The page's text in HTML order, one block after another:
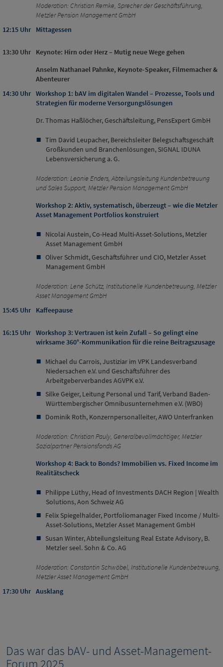
Moderation: Christian Remke, Sprecher der Geschäftsführung,
Metzler Pension Management GmbH
12:15 Uhr
Mittagessen
13:30 Uhr
Keynote: Hirn oder Herz – Mutig neue Wege gehen
Anselm Nathanael Pahnke, Keynote-Speaker, Filmemacher &
Abenteurer
14:30 Uhr Workshop 1: bAV im digitalen Wandel – Prozesse, Tools und
Strategien für moderne Versorgungslösungen
Dr. Thomas Haßlöcher, Geschäftsleitung, PensExpert GmbH
Tim David Leupacher, Bereichsleiter Belegschaftsgeschäft
Großkunden und Branchenlösungen, SIGNAL IDUNA
Lebensversicherung a. G.
Moderation: Leonie Enders, Abteilungsleitung Kundenbetreuung
und Sales Support, Metzler Pension Management GmbH
Workshop 2: Aktiv, systematisch, überzeugt – wie die Metzler
Asset Management Portfolios konstruiert
Nicolai Austein, Co-Head Multi-Asset-Solutions, Metzler
Asset Management GmbH
Oliver Schmidt, Geschäftsführer und CIO, Metzler Asset
Management GmbH
Moderation: Lene Schütz, Institutionelle Kundenbetreuung, Metzler
Asset Management GmbH
15:45 Uhr
Kaffeepause
16:15 Uhr Workshop 3: Vertrauen ist kein Zufall – So gelingt eine
wirksame 360°-Kommunikation für die reine Beitragszusage
Michael du Carrois, Justiziar im VPK Landesverband
Niedersachen e.V. und Geschäftsführer des
Arbeitgeberverbandes AGVPK e.V.
Silke Geiger, Leitung Personal und Tarif, Verband Baden-
Württembergischer Omnibusunternehmen e.V. (WBO)
Dominik Roth, Konzernpersonalleiter, AWO Unterfranken
Moderation: Christian Pauly, Generalbevollmächtiger, Metzler
Sozialpartner Pensionsfonds AG
Workshop 4: Back to Bonds? Immobilien vs. Fixed Income im
Realitätscheck
Philippe Lüthy, Head of Investments DACH Region | Wealth
Solutions, Aon Schweiz AG
Felix Spiegelhalder, Portfoliomanager Fixed Income / Multi-
Asset-Solutions, Metzler Asset Management GmbH
Susan Winter, Abteilungsleitung Real Estate Advisory, B.
Metzler seel. Sohn & Co. AG
Moderation: Constantin Schwöbel, Institutionelle Kundenbetreuung,
Metzler Asset Management GmbH
17:30 Uhr Ausklang
Das war das bAV- und Asset-Management-
Forum 2025